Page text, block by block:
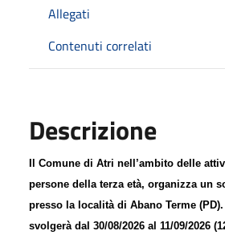
Allegati
Contenuti correlati
Descrizione
Il Comune di Atri nell’ambito delle
persone della terza età, organizza un
presso la località di Abano Terme (PD).
svolgerà dal 30/08/2026 al 11/09/2026